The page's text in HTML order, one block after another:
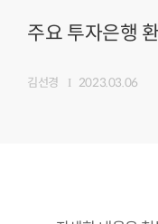
주요 투자은행
김선경 2023.03.06